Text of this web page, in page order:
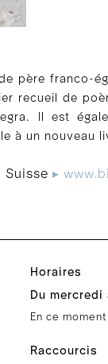
père franco-
recueil de
Il est
à un nouveau
Suisse ▸
Horaires
Du mercredi
En ce
Raccourcis